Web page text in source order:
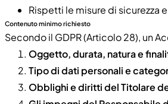
Rispetti le misure di sicurezza
Contenuto minimo richiesto
Secondo il GDPR (Articolo 28), un
Oggetto, durata, natura e
Tipo di dati personali e
Obblighi e diritti del Titolare